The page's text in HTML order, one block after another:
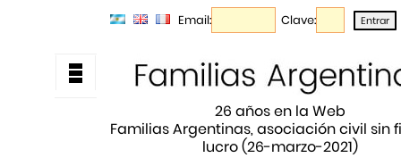
Email: Clave:
26 años en la Web
Familias Argentinas, asociación civil sin
lucro (26-marzo-2021)